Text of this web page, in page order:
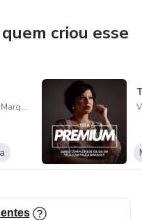
criou esse
Vinícius Oliveira Marques